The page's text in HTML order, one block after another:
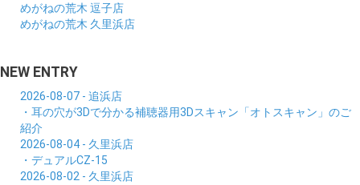
めがねの荒木 逗子店
めがねの荒木 久里浜店
NEW ENTRY
2026-08-07 - 追浜店
・耳の穴が3Dで分かる補聴器用3Dスキャン「オトスキャン」のご
紹介
2026-08-04 - 久里浜店
・デュアルCZ-15
2026-08-02 - 久里浜店